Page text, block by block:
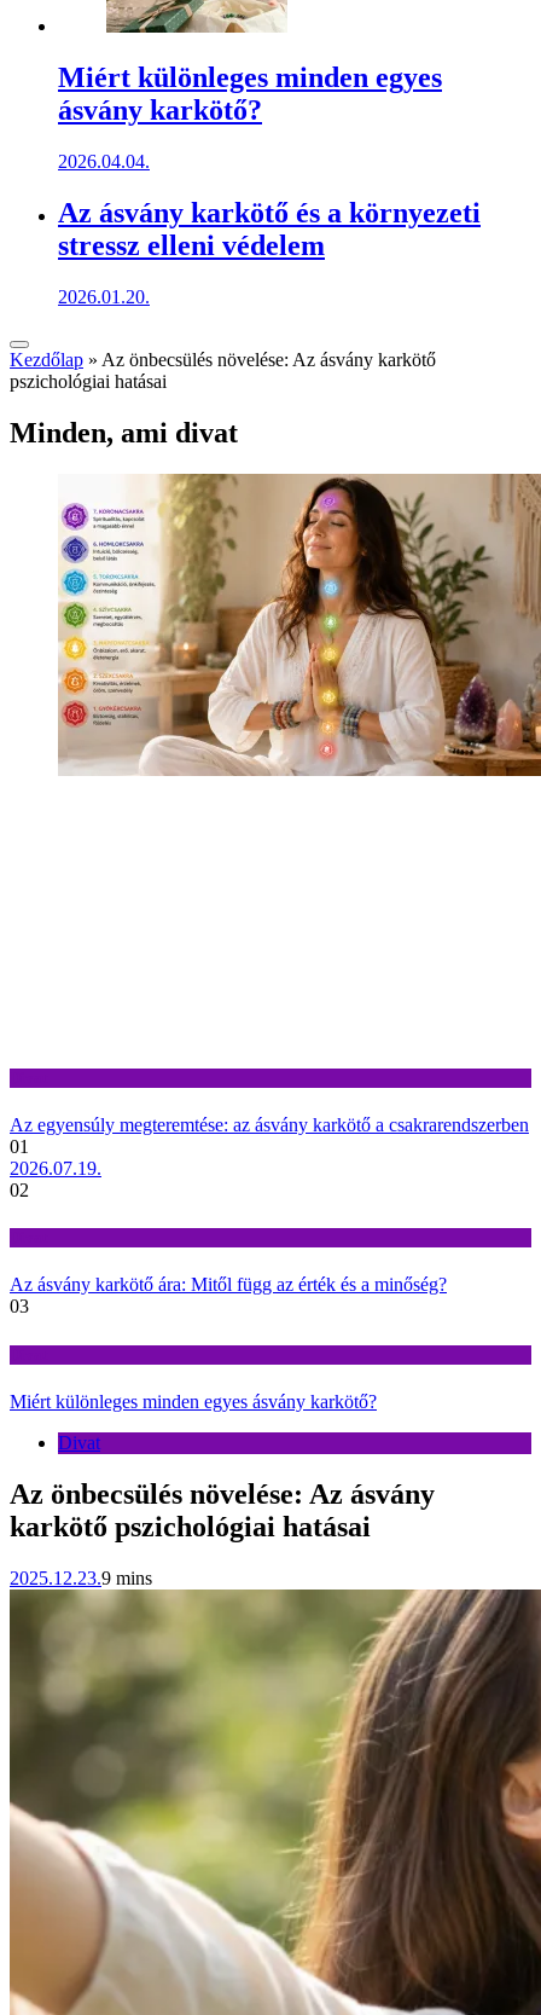
Miért különleges minden egyes
ásvány karkötő?
2026.04.04.
Az ásvány karkötő és a környezeti
stressz elleni védelem
2026.01.20.
Kezdőlap » Az önbecsülés növelése: Az ásvány karkötő
pszichológiai hatásai
Minden, ami divat
Az egyensúly megteremtése: az ásvány karkötő a csakrarendszerben
01
2026.07.19.
02
Az ásvány karkötő ára: Mitől függ az érték és a minőség?
03
Miért különleges minden egyes ásvány karkötő?
Divat
Az önbecsülés növelése: Az ásvány
karkötő pszichológiai hatásai
2025.12.23.9 mins